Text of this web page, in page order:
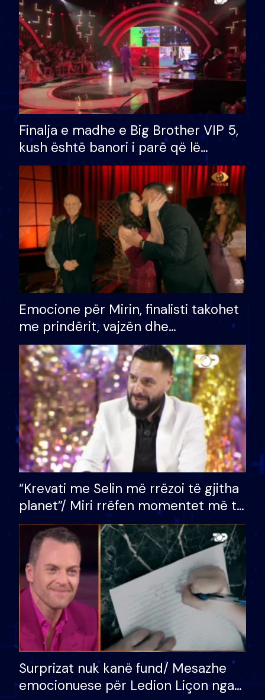
Finalja e madhe e Big Brother VIP 5,
kush është banori i parë që lë
shtëpinë dhe humb mundësinë për
të fituar çmimin e madh
Emocione për Mirin, finalisti takohet
me prindërit, vajzën dhe
bashkëshorten: S’kemi ndonjë letër
divorci apo jo?
“Krevati me Selin më rrëzoi të gjitha
planet”/ Miri rrëfen momentet më të
bukura në shtëpinë e BB VIP: Do më
mungojë zilja e mëngjesit kur…
Surprizat nuk kanë fund/ Mesazhe
emocionuese për Ledion Liçon nga